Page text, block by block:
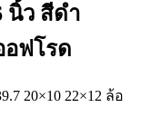
นิ้ว สีดำ
อฟโรด
20×10 22×12 ล้อ